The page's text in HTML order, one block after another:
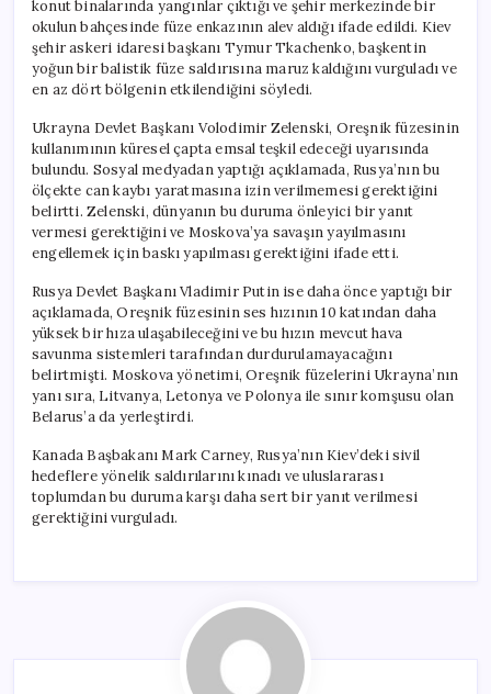
konut binalarında yangınlar çıktığı ve şehir merkezinde bir
okulun bahçesinde füze enkazının alev aldığı ifade edildi. Kiev
şehir askeri idaresi başkanı Tymur Tkachenko, başkentin
yoğun bir balistik füze saldırısına maruz kaldığını vurguladı ve
en az dört bölgenin etkilendiğini söyledi.
Ukrayna Devlet Başkanı Volodimir Zelenski, Oreşnik füzesinin
kullanımının küresel çapta emsal teşkil edeceği uyarısında
bulundu. Sosyal medyadan yaptığı açıklamada, Rusya’nın bu
ölçekte can kaybı yaratmasına izin verilmemesi gerektiğini
belirtti. Zelenski, dünyanın bu duruma önleyici bir yanıt
vermesi gerektiğini ve Moskova’ya savaşın yayılmasını
engellemek için baskı yapılması gerektiğini ifade etti.
Rusya Devlet Başkanı Vladimir Putin ise daha önce yaptığı bir
açıklamada, Oreşnik füzesinin ses hızının 10 katından daha
yüksek bir hıza ulaşabileceğini ve bu hızın mevcut hava
savunma sistemleri tarafından durdurulamayacağını
belirtmişti. Moskova yönetimi, Oreşnik füzelerini Ukrayna’nın
yanı sıra, Litvanya, Letonya ve Polonya ile sınır komşusu olan
Belarus’a da yerleştirdi.
Kanada Başbakanı Mark Carney, Rusya’nın Kiev’deki sivil
hedeflere yönelik saldırılarını kınadı ve uluslararası
toplumdan bu duruma karşı daha sert bir yanıt verilmesi
gerektiğini vurguladı.